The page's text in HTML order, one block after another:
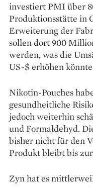
investiert PMI über
Produktionsstätte in
Erweiterung der
sollen dort 900
werden, was die
US-$ erhöhen
Nikotin-Pouches
gesundheitliche
jedoch weiterhin
und Formaldehyd.
bisher nicht für den
Produkt bleibt bis
Zyn hat es